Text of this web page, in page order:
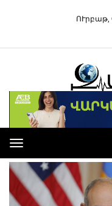
ՈՒրբաթ,
Toggle
navigation